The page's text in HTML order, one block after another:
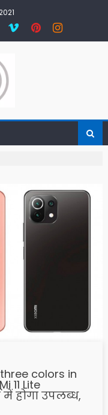
three colors in
11 Lite
होगा उपलब्ध,